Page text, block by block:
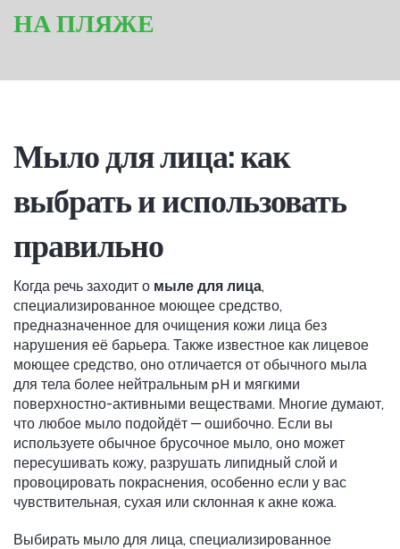
НА ПЛЯЖЕ
Мыло для лица: как
выбрать и использовать
правильно
Когда речь заходит о мыле для лица,
специализированное моющее средство,
предназначенное для очищения кожи лица без
нарушения её барьера. Также известное как лицевое
моющее средство, оно отличается от обычного мыла
для тела более нейтральным pH и мягкими
поверхностно-активными веществами. Многие думают,
что любое мыло подойдёт — ошибочно. Если вы
используете обычное брусочное мыло, оно может
пересушивать кожу, разрушать липидный слой и
провоцировать покраснения, особенно если у вас
чувствительная, сухая или склонная к акне кожа.
Выбирать мыло для лица, специализированное